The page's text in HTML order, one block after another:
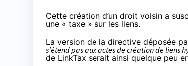
Cette création d’un droit voisin a
une « taxe » sur les liens.
La version de la directive déposée
s’étend pas aux actes de création de liens
de LinkTax serait ainsi quelque peu